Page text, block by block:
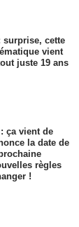
surprise, cette
vient
juste 19 ans
ça vient de
la date de
règles
!